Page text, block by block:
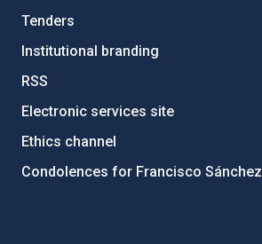
Tenders
Institutional branding
RSS
Electronic services site
Ethics channel
Condolences for Francisco Sánchez